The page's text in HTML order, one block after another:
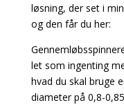
løsning, der set i
og den får du her:
let som ingenting
hvad du skal bruge
diameter på 0,8-